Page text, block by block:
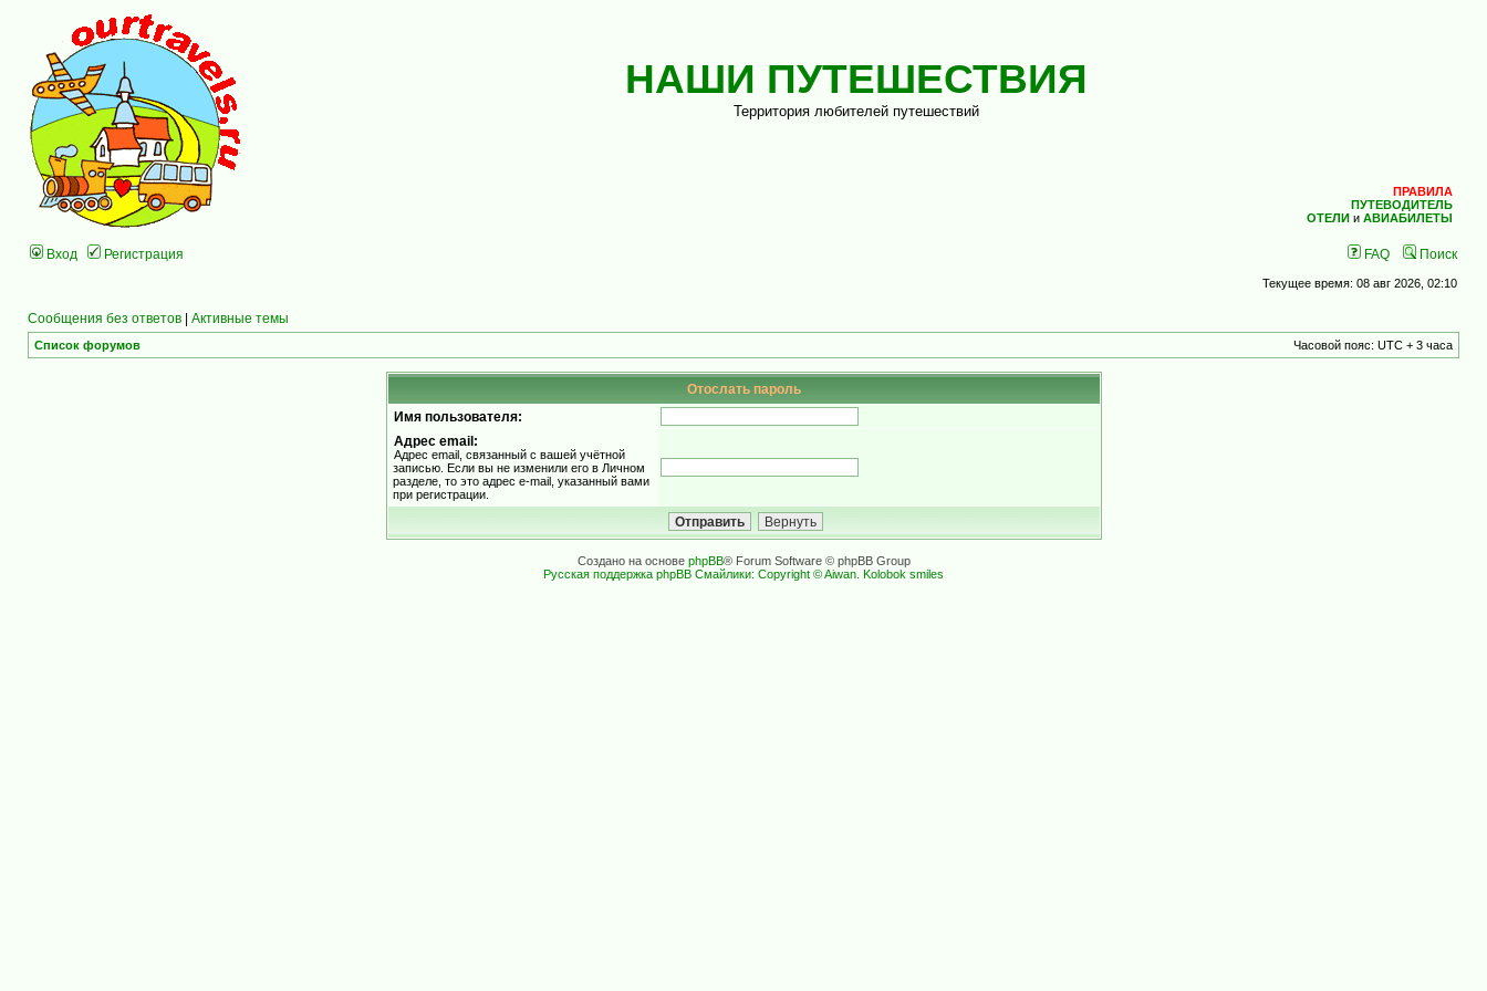
НАШИ ПУТЕШЕСТВИЯ
Территория любителей путешествий
ПРАВИЛА
ПУТЕВОДИТЕЛЬ
ОТЕЛИ и АВИАБИЛЕТЫ
Вход Регистрация FAQ Поиск
Текущее время: 08 авг 2026, 02:10
Сообщения без ответов | Активные темы
Список форумов Часовой пояс: UTC + 3 часа
Отослать пароль
Имя пользователя:
Адрес email:
Адрес email, связанный с вашей учётной
записью. Если вы не изменили его в Личном
разделе, то это адрес e-mail, указанный вами
при регистрации.
Создано на основе phpBB® Forum Software © phpBB Group
Русская поддержка phpBB Смайлики: Copyright © Aiwan. Kolobok smiles